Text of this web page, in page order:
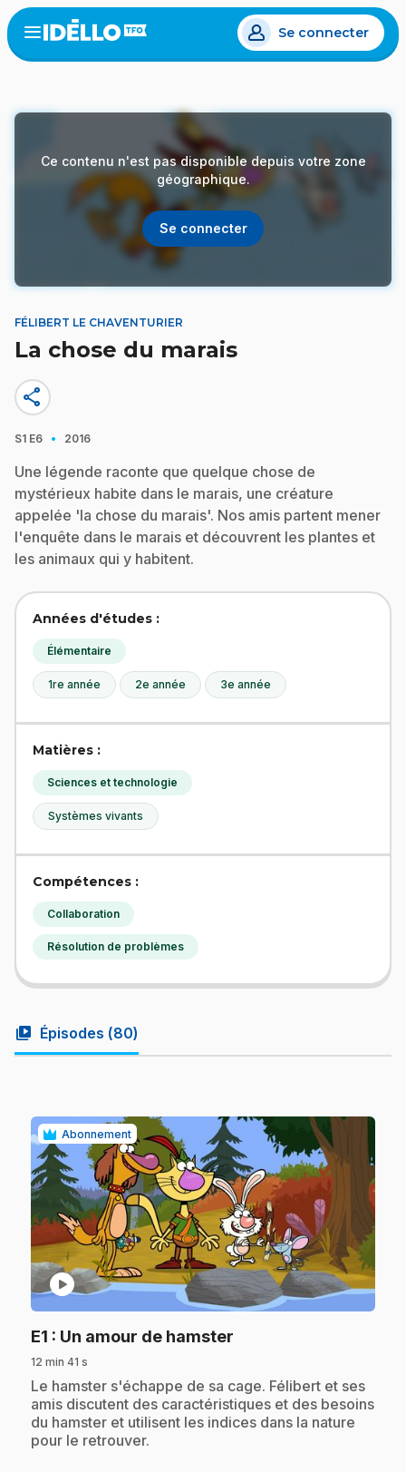
Aller
au
contenu
Open
menu
Se connecter
Ce contenu n'est pas disponible depuis votre zone
géographique.
Se connecter
FÉLIBERT LE CHAVENTURIER
La chose du marais
share
S1 E6 · 2016
Une légende raconte que quelque chose de
mystérieux habite dans le marais, une créature
appelée 'la chose du marais'. Nos amis partent mener
l'enquête dans le marais et découvrent les plantes et
les animaux qui y habitent.
Années d'études :
Élémentaire
1re année 2e année 3e année
Matières :
Sciences et technologie
Systèmes vivants
Compétences :
Collaboration
Résolution de problèmes
video_library Épisodes (80)
Abonnement
play_circle
E1 : Un amour de hamster
12 min 41 s
.Le hamster s'échappe de sa cage. Félibert et ses
amis discutent des caractéristiques et des besoins
du hamster et utilisent les indices dans la nature
pour le retrouver.